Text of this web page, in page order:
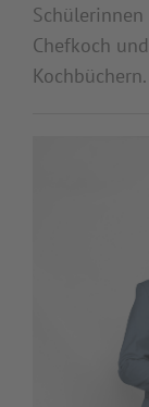
Chefkoch
Kochbüchern.